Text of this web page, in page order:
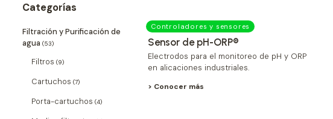
Categorías
Filtración y Purificación de
agua (53)
Filtros (9)
Cartuchos (7)
Porta-cartuchos (4)
Controladores y sensores
Sensor de pH-ORP®
Electrodos para el monitoreo de pH y ORP
en alicaciones industriales.
> Conocer más